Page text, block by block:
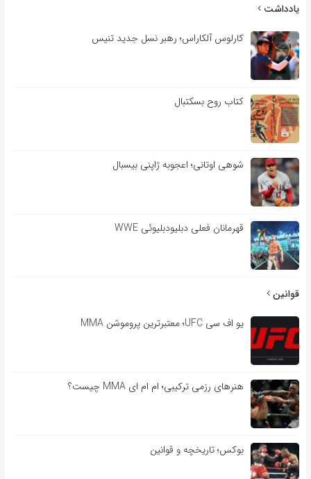
یادداشت
کارلوس آلکاراس؛ رهبر نسل جدید تنیس
کتاب روح بسکتبال
شوهی اوتانی؛ اعجوبه ژاپنی بیسبال
قهرمانان فعلی دبلیودبلیوئی WWE
قوانین
یو اف سی UFC؛ معتبرترین پروموشن MMA
هنرهای رزمی ترکیبی؛ ام ام ای MMA چیست؟
بوکس؛ تاریخچه و قوانین